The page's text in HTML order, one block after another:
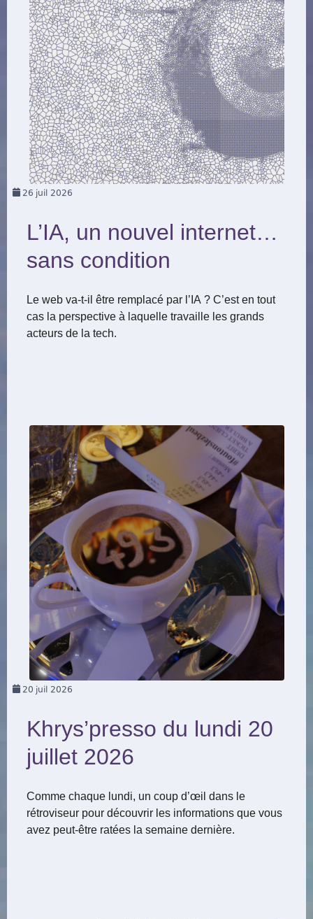
26 juil 2026
L’IA, un nouvel internet…
sans condition
Le web va-t-il être remplacé par l’IA ? C’est en tout
cas la perspective à laquelle travaille les grands
acteurs de la tech.
20 juil 2026
Khrys’presso du lundi 20
juillet 2026
Comme chaque lundi, un coup d’œil dans le
rétroviseur pour découvrir les informations que vous
avez peut-être ratées la semaine dernière.